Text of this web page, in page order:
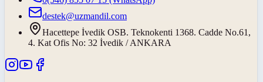
destek@uzmandil.com
Hacettepe İvedik OSB. Teknokenti 1368. Cadde No.61,
4. Kat Ofis No: 32 İvedik / ANKARA